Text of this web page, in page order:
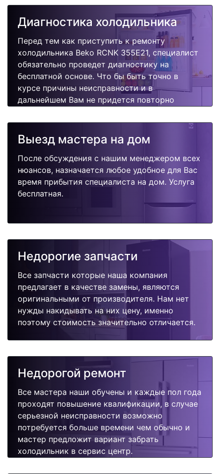
быстро, качественно и недорого.
Диагностика холодильника
Перед тем как приступить к ремонту
холодильника Beko RCNK 355E21, специалист
обязательно проведет диагностику на
бесплатной основе. Что бы быть точно в
курсе причины неисправности и в
дальнейшем Вам не придется повторно
поломок.
Выезд мастера на дом
После обсуждения с нашим менеджером всех
нюансов, назначается любое удобное для Вас
время прибытия специалиста на дом. Услуга
бесплатная.
Недорогие запчасти
Все запчасти которые наша компания
предлагает в качестве замены, являются
оригинальными от производителя. Нам нет
нужды накидывать на них цену, именно
поэтому стоимость значительно отличается.
Недорогой ремонт
Все мастера наши обучены и каждые пол года
проходят повышение квалификации, в случае
серьезной неисправности возможно
потребуется больше времени чем обычно и
мастер предложит вариант забрать
холодильник в сервис центр.